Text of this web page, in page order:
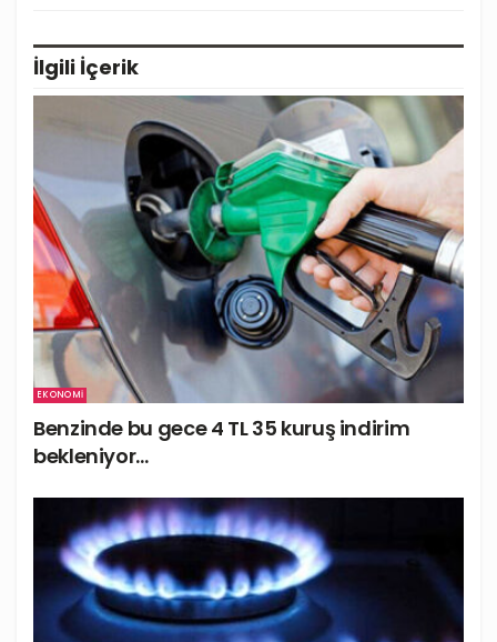
İlgili İçerik
EKONOMI
Benzinde bu gece 4 TL 35 kuruş indirim
bekleniyor…